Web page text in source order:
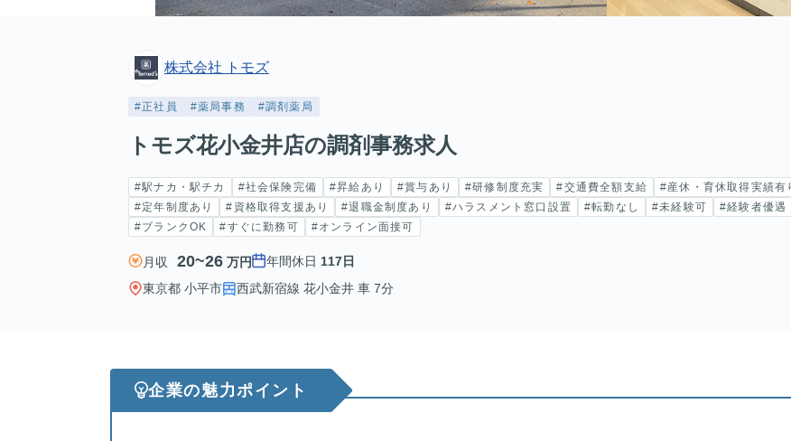
株式会社 トモズ
#正社員 #薬局事務 #調剤薬局
トモズ花小金井店の調剤事務求人
#駅ナカ・駅チカ #社会保険完備 #昇給あり #賞与あり #研修制度充実 #交通費全額支給
#産休・育休取得実績有
#定年制度あり
#資格取得支援あり #退職金制度あり #ハラスメント窓口設置 #転勤なし #未経験可
#経験者優遇
#ブランクOK
#すぐに勤務可 #オンライン面接可
月収 20~26 万円 年間休日 117日
東京都 小平市
西武新宿線 花小金井 車 7分
企業の魅力ポイント